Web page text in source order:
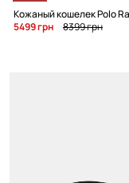
5499 грн
8399 грн